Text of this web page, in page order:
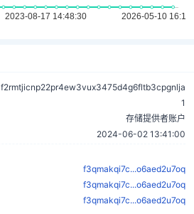
f2rmtjicnp22pr4ew3vux3475d4g6fltb3cpgnlja
1
存储提供者账户
2024-06-02 13:41:00
f3qmakqi7c...o6aed2u7oq
f3qmakqi7c...o6aed2u7oq
f3qmakqi7c...o6aed2u7oq